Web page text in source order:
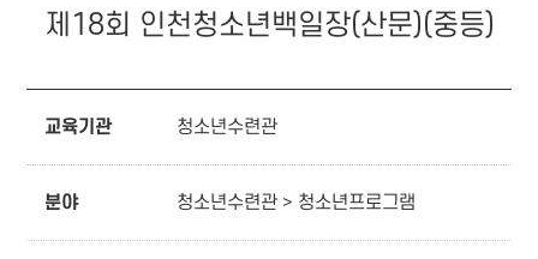
제18회 인천청소년백일장(산문)(중등)
교육기관 청소년수련관
분야 청소년수련관 > 청소년프로그램